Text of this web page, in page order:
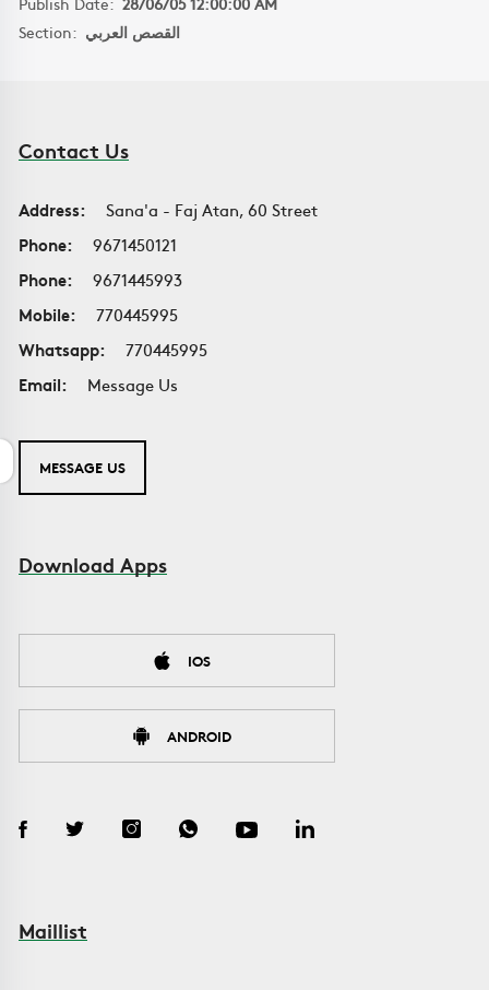
Section: القصص العربي
Contact Us
Address:
Sana'a - Faj Atan, 60 Street
Phone:
9671450121
Phone:
9671445993
Mobile:
770445995
Whatsapp:
770445995
Email:
Message Us
MESSAGE US
Download Apps
IOS
ANDROID
Maillist